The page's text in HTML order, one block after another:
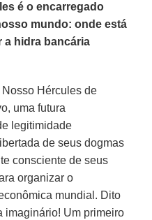
é o encarregado
mundo: onde está
a hidra bancária
Hércules de
uma futura
legitimidade
de seus dogmas
consciente de seus
organizar o
mundial. Dito
imaginário! Um primeiro